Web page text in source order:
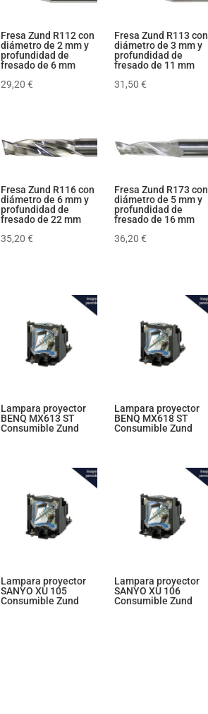
Fresa Zund R112 con
diámetro de 2 mm y
profundidad de
fresado de 6 mm
29,20€
Fresa Zund R113 con
diámetro de 3 mm y
profundidad de
fresado de 11 mm
31,50 €
Fresa Zund R116 con
diámetro de 6 mm y
profundidad de
fresado de 22 mm
35,20€
Fresa Zund R173 con
diámetro de 5 mm y
profundidad de
fresado de 16 mm
36,20 €
Lampara proyector
BENQ MX613 ST
Consumible Zund
Lampara proyector
BENQ MX618 ST
Consumible Zund
Lampara proyector
SANYO XU 105
Consumible Zund
Lampara proyector
SANYO XU 106
Consumible Zund